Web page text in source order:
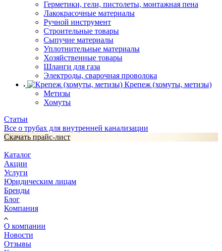
Герметики, гели, пистолеты, монтажная пена
Лакокрасочные материалы
Ручной инструмент
Строительные товары
Сыпучие материалы
Уплотнительные материалы
Хозяйственные товары
Шланги для газа
Электроды, сварочная проволока
Крепеж (хомуты, метизы)
Метизы
Хомуты
Статьи
Все о трубах для внутренней канализации
Скачать прайс-лист
Каталог
Акции
Услуги
Юридическим лицам
Бренды
Блог
Компания
О компании
Новости
Отзывы